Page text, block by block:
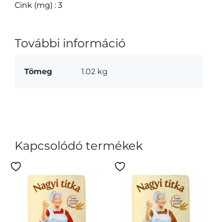
Cink (mg) : 3
További információ
Tömeg 1.02 kg
Kapcsolódó termékek